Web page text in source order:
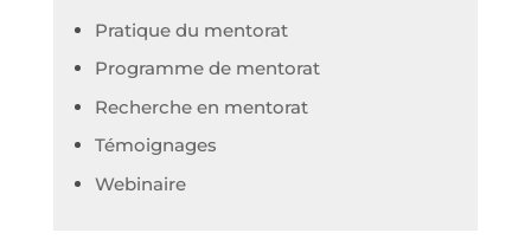
Pratique du mentorat
Programme de mentorat
Recherche en mentorat
Témoignages
Webinaire